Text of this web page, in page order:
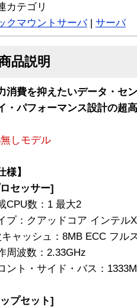
カテゴリ
クマウントサーバ| サーバ
品説明
消費を抑えたいデータ・セ
・パフォーマンス設計の超
しモデル
様】
セッサー]
CPU数：1 最大2
プ：クアッドコア インテル
キャッシュ：8MB ECC フル
周波数：2.33GHz
ント・サイド・バス：
プセット]